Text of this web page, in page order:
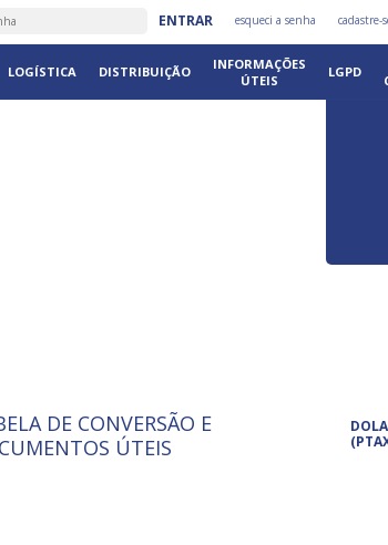
ENTRAR esqueci a senha cadastre-
LOGÍSTICA DISTRIBUIÇÃO
INFORMAÇÕES
ÚTEIS
LGPD
ISO 9001: 2015
A International Organization for
Standardization é um conjunto de
DE CONVERSÃO E
ÚTEIS